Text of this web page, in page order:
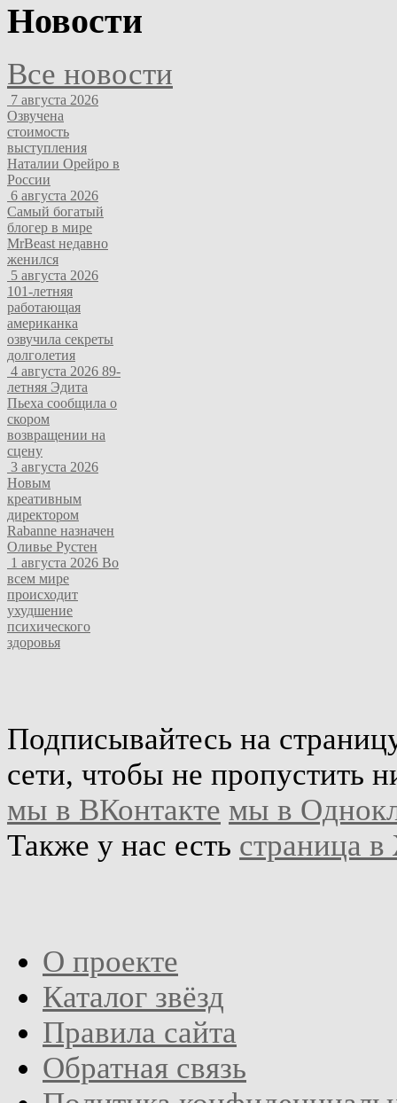
Новости
Все новости
7 августа 2026
Озвучена
стоимость
выступления
Наталии Орейро в
России
6 августа 2026
Самый богатый
блогер в мире
MrBeast недавно
женился
5 августа 2026
101-летняя
работающая
американка
озвучила секреты
долголетия
4 августа 2026 89-
летняя Эдита
Пьеха сообщила о
скором
возвращении на
сцену
3 августа 2026
Новым
креативным
директором
Rabanne назначен
Оливье Рустен
1 августа 2026 Во
всем мире
происходит
ухудшение
психического
здоровья
Подписывайтесь на
сети, чтобы не пропустить
мы в ВКонтакте мы в
Также у нас есть страница
О проекте
Каталог звёзд
Правила сайта
Обратная связь